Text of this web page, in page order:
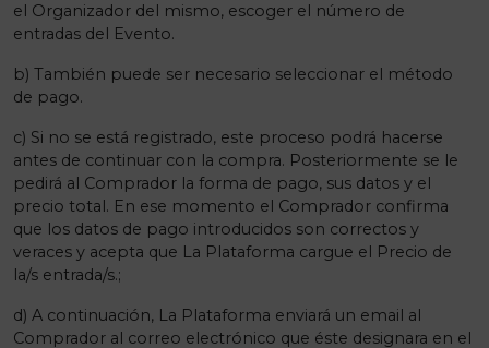
el Organizador del mismo, escoger el número de
entradas del Evento.
b) También puede ser necesario seleccionar el método
de pago.
c) Si no se está registrado, este proceso podrá hacerse
antes de continuar con la compra. Posteriormente se le
pedirá al Comprador la forma de pago, sus datos y el
precio total. En ese momento el Comprador confirma
que los datos de pago introducidos son correctos y
veraces y acepta que La Plataforma cargue el Precio de
la/s entrada/s.;
d) A continuación, La Plataforma enviará un email al
Comprador al correo electrónico que éste designara en el